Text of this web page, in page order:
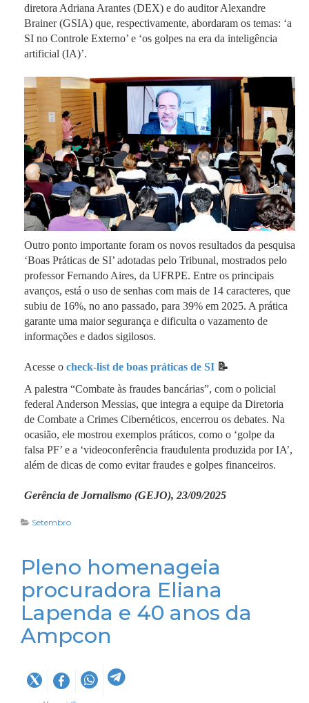
diretora Adriana Arantes (DEX) e do auditor Alexandre
Brainer (GSIA) que, respectivamente, abordaram os temas: ‘a
SI no Controle Externo’ e ‘os golpes na era da inteligência
artificial (IA)’.
Outro ponto importante foram os novos resultados da pesquisa
‘Boas Práticas de SI’ adotadas pelo Tribunal, mostrados pelo
professor Fernando Aires, da UFRPE. Entre os principais
avanços, está o uso de senhas com mais de 14 caracteres, que
subiu de 16%, no ano passado, para 39% em 2025. A prática
garante uma maior segurança e dificulta o vazamento de
informações e dados sigilosos.
Acesse o check-list de boas práticas de SI 📝
A palestra “Combate às fraudes bancárias”, com o policial
federal Anderson Messias, que integra a equipe da Diretoria
de Combate a Crimes Cibernéticos, encerrou os debates. Na
ocasião, ele mostrou exemplos práticos, como o ‘golpe da
falsa PF’ e a ‘videoconferência fraudulenta produzida por IA’,
além de dicas de como evitar fraudes e golpes financeiros.
Gerência de Jornalismo (GEJO), 23/09/2025
Setembro
Pleno homenageia
procuradora Eliana
Lapenda e 40 anos da
Ampcon